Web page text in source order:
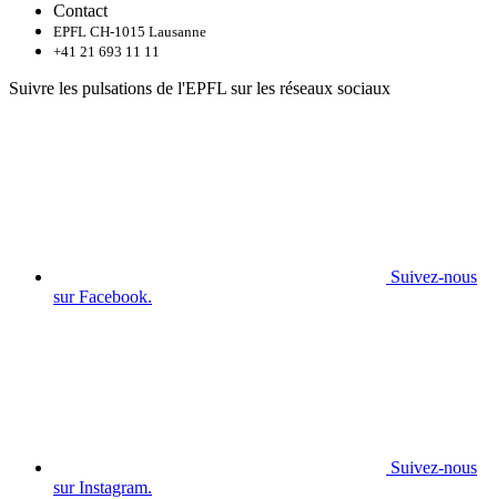
Contact
EPFL CH-1015 Lausanne
+41 21 693 11 11
Suivre les pulsations de l'EPFL sur les réseaux sociaux
Suivez-nous
sur Facebook.
Suivez-nous
sur Instagram.